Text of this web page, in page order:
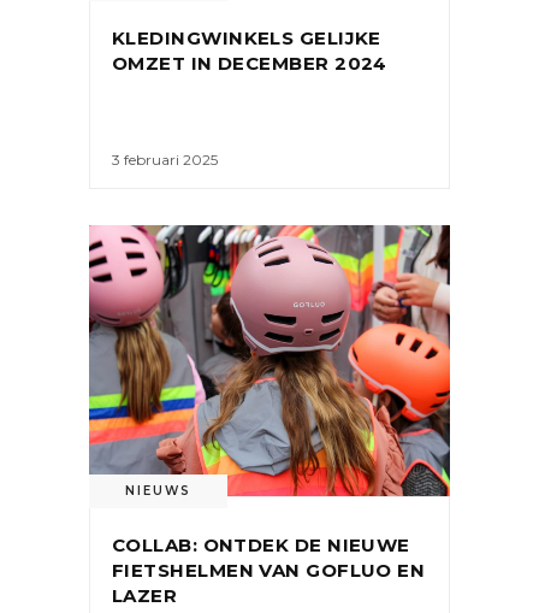
KLEDINGWINKELS GELIJKE
OMZET IN DECEMBER 2024
3 februari 2025
NIEUWS
COLLAB: ONTDEK DE NIEUWE
FIETSHELMEN VAN GOFLUO EN
LAZER